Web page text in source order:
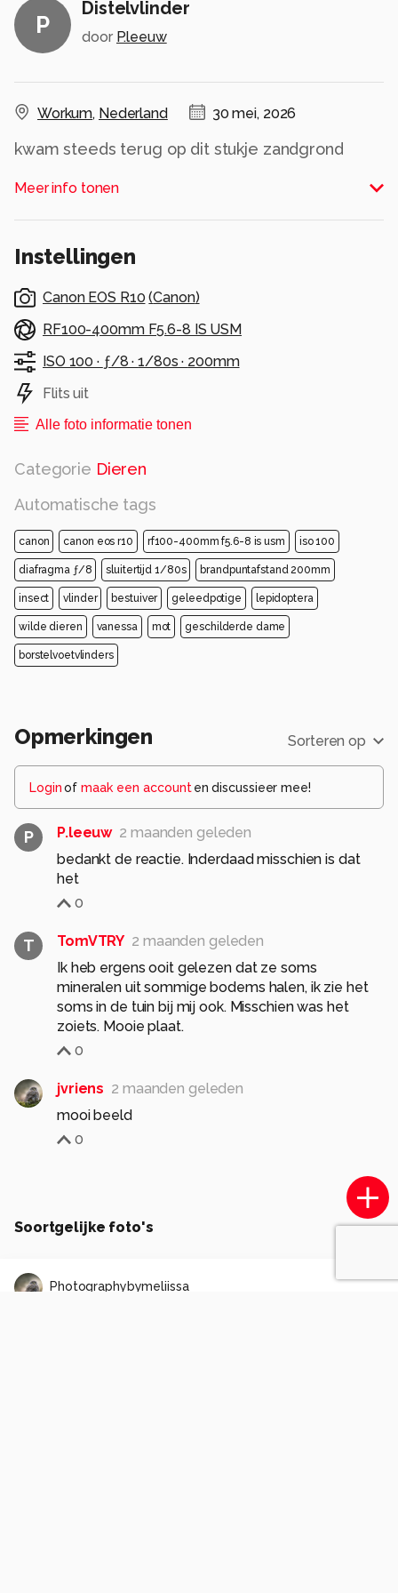
P
Distelvlinder
door P.leeuw
Workum, Nederland 30 mei, 2026
kwam steeds terug op dit stukje zandgrond
Alle rechten voorbehouden
Meer info tonen
Instellingen
Canon EOS R10 (Canon)
RF100-400mm F5.6-8 IS USM
ISO 100 · ƒ/8 ·1/80s · 200mm
Flits uit
Alle foto informatie tonen
Categorie Dieren
Automatische tags
canon canon eos r10 rf100-400mm f5.6-8 is usm iso 100
diafragma ƒ/8 sluitertijd 1/80s brandpuntafstand 200mm
insect vlinder bestuiver geleedpotige lepidoptera
wilde dieren vanessa mot geschilderde dame
borstelvoetvlinders
Opmerkingen Sorteren op
Loginof maak een account en discussieer mee!
P P.leeuw 2 maanden geleden
bedankt de reactie. Inderdaad misschien is dat
het
0
T TomVTRY 2 maanden geleden
Ik heb ergens ooit gelezen dat ze soms
mineralen uit sommige bodems halen, ik zie het
soms in de tuin bij mij ook. Misschien was het
zoiets. Mooie plaat.
0
jvriens 2 maanden geleden
mooi beeld
0
Soortgelijke foto's
Photographybymeliissa